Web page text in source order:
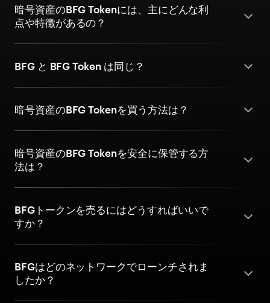
暗号資産のBFG Tokenには、主にどんな利
点や特徴があるの？
BFG と BFG Token は同じ？
暗号資産のBFG Tokenを買う方法は？
暗号資産のBFG Tokenを安全に保管する方
法は？
BFGトークンを売るにはどうすればいいで
すか？
BFGはどのネットワークでローンチされま
したか？